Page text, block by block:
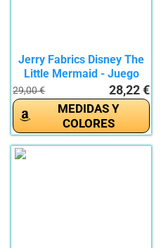
Jerry Fabrics Disney The
Little Mermaid - Juego
29,00 € 28,22 €
MEDIDAS Y
COLORES